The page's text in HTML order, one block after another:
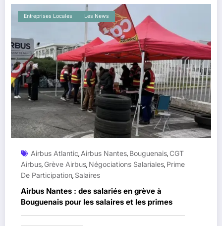
Entreprises Locales Les News
Airbus Atlantic, Airbus Nantes, Bouguenais, CGT
Airbus, Grève Airbus, Négociations Salariales, Prime
De Participation, Salaires
Airbus Nantes : des salariés en grève à
Bouguenais pour les salaires et les primes